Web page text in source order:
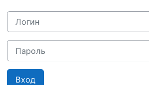
Логин
Пароль
Вход